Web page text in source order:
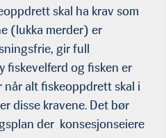
skal ha krav som
(lukka merder) er
gir full
fiskevelferd og fisken er
alt fiskeoppdrett skal i
disse kravene. Det bør
der konsesjonseiere